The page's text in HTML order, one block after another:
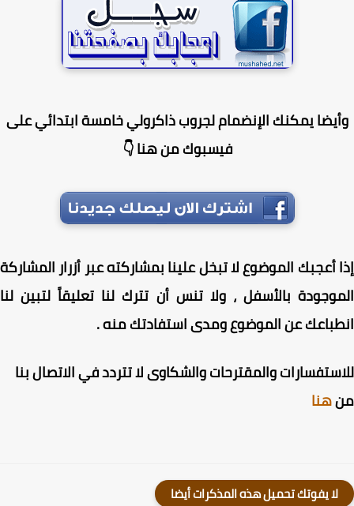
يمكنك الإنضمام لجروب ذاكرولي خامسة ابتدائي على
فيسبوك من هنا 👇
أعجبك الموضوع لا تبخل علينا بمشاركته عبر أزرار المشاركة
بالأسفل ، ولا تنس أن تترك لنا تعليقاً لتبين لنا
عن الموضوع ومدى استفادتك منه .
والمقترحات والشكاوى لا تتردد في الاتصال بنا
هنا
لا يفوتك تحميل هذه المذكرات أيضا